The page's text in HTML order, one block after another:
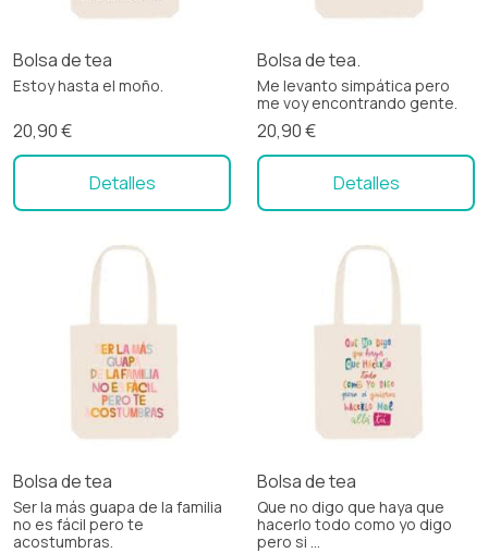
Bolsa de tea
Estoy hasta el moño.
20,90 €
Detalles
Bolsa de tea.
Me levanto simpática pero
me voy encontrando gente.
20,90 €
Detalles
Bolsa de tea
Ser la más guapa de la familia
no es fácil pero te
acostumbras.
Bolsa de tea
Que no digo que haya que
hacerlo todo como yo digo
pero si ...